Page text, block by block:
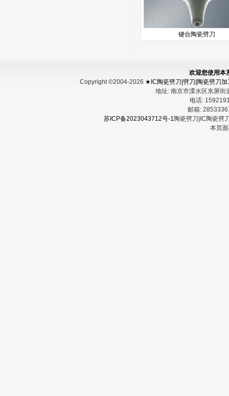
键合陶瓷劈刀
欢迎您使用本
Copyright ©2004-2026 ★IC陶瓷劈刀|劈刀|陶瓷劈刀
地址: 南京市溧水区东屏
电话:
邮箱:
苏ICP备2023043712号-1陶瓷劈刀|IC陶瓷劈
本页